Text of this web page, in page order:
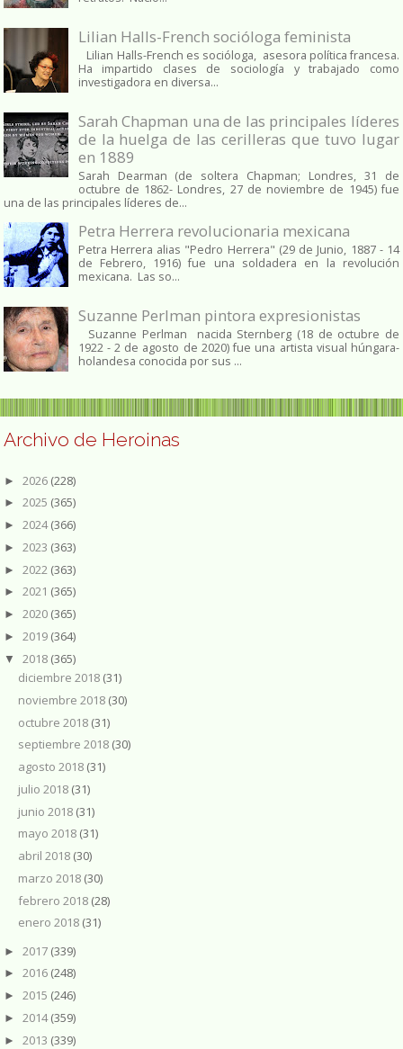
Lilian Halls-French socióloga feminista
Lilian Halls-French es socióloga, asesora política francesa.
Ha impartido clases de sociología y trabajado como
investigadora en diversa...
Sarah Chapman una de las principales líderes
de la huelga de las cerilleras que tuvo lugar
en 1889
Sarah Dearman (de soltera Chapman; Londres, 31 de
octubre de 1862​- Londres, 27 de noviembre de 1945)​ fue
una de las principales líderes de...
Petra Herrera revolucionaria mexicana
Petra Herrera alias "Pedro Herrera" (29 de Junio, 1887 - 14
de Febrero, 1916) fue una soldadera en la revolución
mexicana. Las so...
Suzanne Perlman pintora expresionistas
Suzanne Perlman nacida Sternberg (18 de octubre de
1922 - 2 de agosto de 2020) fue una artista visual húngara-
holandesa conocida por sus ...
Archivo de Heroinas
► 2026 (228)
► 2025 (365)
► 2024(366)
► 2023 (363)
► 2022 (363)
► 2021 (365)
► 2020 (365)
► 2019 (364)
▼ 2018 (365)
diciembre 2018 (31)
noviembre 2018 (30)
octubre 2018 (31)
septiembre 2018 (30)
agosto 2018 (31)
julio 2018 (31)
junio 2018 (31)
mayo 2018 (31)
abril 2018 (30)
marzo 2018 (30)
febrero 2018 (28)
enero 2018 (31)
► 2017 (339)
► 2016 (248)
► 2015 (246)
► 2014(359)
► 2013 (339)